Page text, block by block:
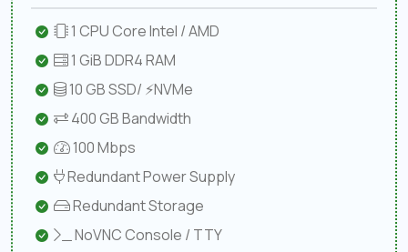
1 CPU Core Intel / AMD
1 GiB DDR4 RAM
10 GB SSD/ ⚡NVMe
400 GB Bandwidth
100 Mbps
Redundant Power Supply
Redundant Storage
NoVNC Console / TTY